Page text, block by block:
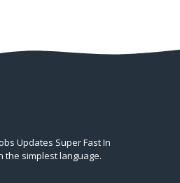
Updates Super Fast In
the simplest language.